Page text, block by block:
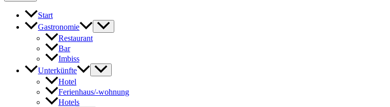
Start
Gastronomie
Restaurant
Bar
Imbiss
Unterkünfte
Hotel
Ferienhaus/-wohnung
Hotels